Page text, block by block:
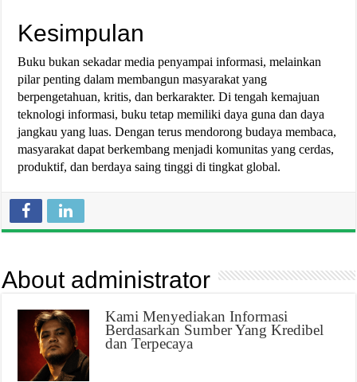
Kesimpulan
Buku bukan sekadar media penyampai informasi, melainkan
pilar penting dalam membangun masyarakat yang
berpengetahuan, kritis, dan berkarakter. Di tengah kemajuan
teknologi informasi, buku tetap memiliki daya guna dan daya
jangkau yang luas. Dengan terus mendorong budaya membaca,
masyarakat dapat berkembang menjadi komunitas yang cerdas,
produktif, dan berdaya saing tinggi di tingkat global.
About administrator
Kami Menyediakan Informasi
Berdasarkan Sumber Yang Kredibel
dan Terpecaya